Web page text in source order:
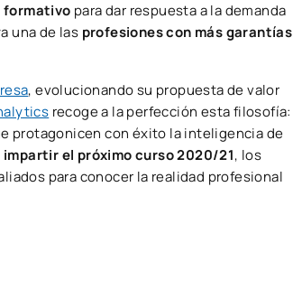
formativo para dar respuesta a la demanda
una de las profesiones con más garantías
, evolucionando su propuesta de valor
recoge a la perfección esta filosofía:
protagonicen con éxito la inteligencia de
impartir el próximo curso 2020/21, los
para conocer la realidad profesional